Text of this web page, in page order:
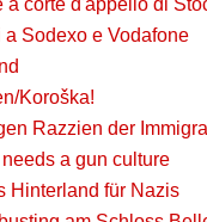
Sodexo e Vodafone
Koroška!
Razzien der
a gun culture
Hinterland für Nazis